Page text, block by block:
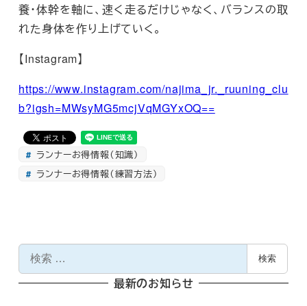
養・体幹を軸に、速く走るだけじゃなく、バランスの取
れた身体を作り上げていく。
【Instagram】
https://www.instagram.com/najima_jr._ruuning_clu
b?igsh=MWsyMG5mcjVqMGYxOQ==
ランナーお得情報（知識）
ランナーお得情報（練習方法）
検
索
検索
最新のお知らせ